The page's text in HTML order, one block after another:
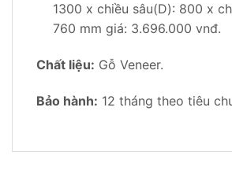
1300 x chiều sâu(D): 800 x
760 mm giá: 3.696.000 vnđ.
Chất liệu: Gỗ Veneer.
Bảo hành: 12 tháng theo tiêu